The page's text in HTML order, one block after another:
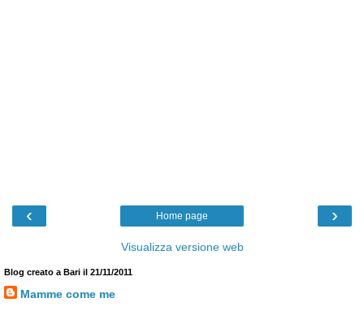
‹ ›
Home page
Visualizza versione web
Blog creato a Bari il 21/11/2011
Mamme come me